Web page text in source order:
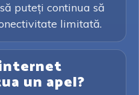
puteți continua să
limitată.
un apel?